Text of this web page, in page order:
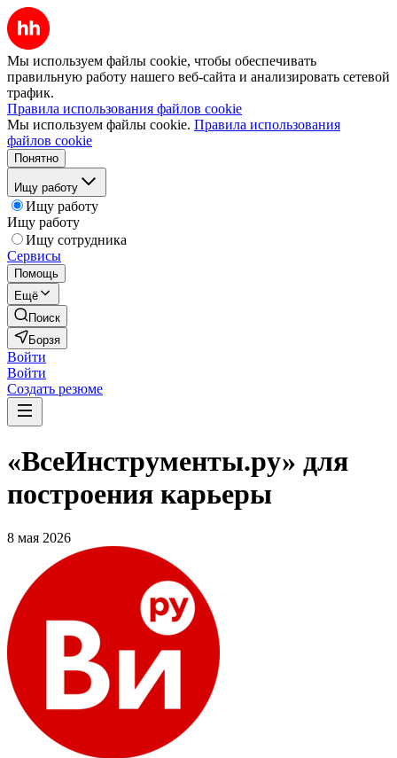
Мы используем файлы cookie, чтобы обеспечивать
правильную работу нашего веб-сайта и анализировать сетевой
трафик.
Правила использования файлов cookie
Мы используем файлы cookie. Правила использования
файлов cookie
Понятно
Ищу работу
Ищу работу
Ищу работу
Ищу сотрудника
Сервисы
Помощь
Ещё
Поиск
Борзя
Войти
Войти
Создать резюме
«ВсеИнструменты.ру» для
построения карьеры
8 мая 2026